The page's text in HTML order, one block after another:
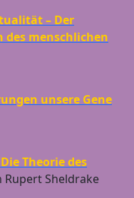
– Der
des menschlichen
unsere Gene
Theorie des
Rupert Sheldrake